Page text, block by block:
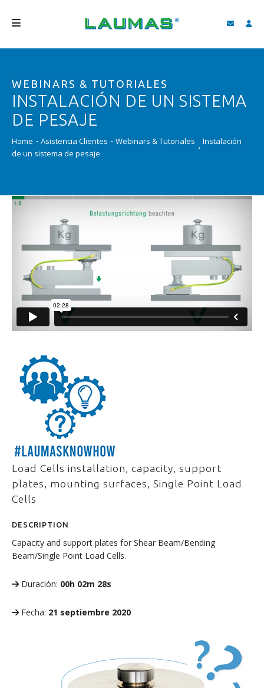
PRODUCTOS
SERVICIOS
VIDEO
NEWS
ESPAÑOL
WEBINARS & TUTORIALES
INSTALACIÓN DE UN SISTEMA
DE PESAJE
Home Asistencia Clientes Webinars & Tutoriales
Instalación
de un sistema de pesaje
Load Cells installation, capacity, support
plates, mounting surfaces, Single Point Load
Cells
DESCRIPTION
Capacity and support plates for Shear Beam/Bending
Beam/Single Point Load Cells.
Duración: 00h 02m 28s
Fecha: 21 septiembre 2020